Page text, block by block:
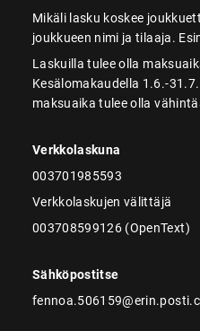
Mikäli lasku koskee
joukkueen nimi ja tilaaja.
Laskuilla tulee olla
Kesälomakaudella 1.6.-
maksuaika tulee olla
Verkkolaskuna
003701985593
Verkkolaskujen välittäjä
003708599126 (OpenText)
Sähköpostitse